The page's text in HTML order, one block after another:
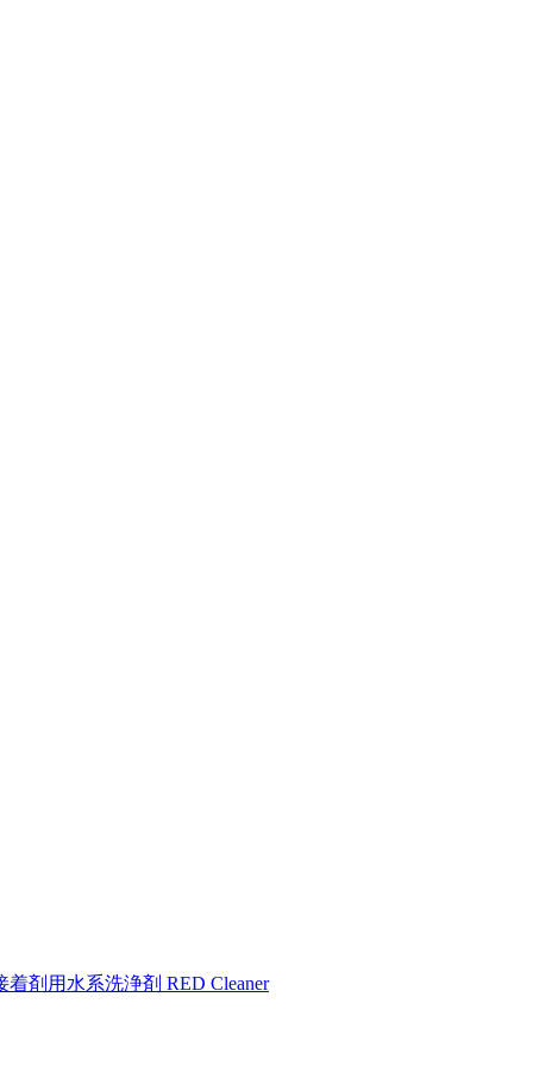
着剤用水系洗浄剤 RED Cleaner